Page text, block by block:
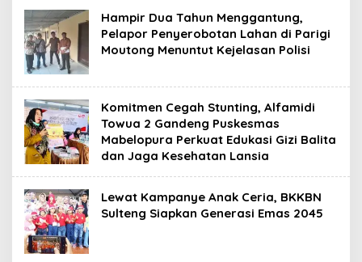
Hampir Dua Tahun Menggantung,
Pelapor Penyerobotan Lahan di Parigi
Moutong Menuntut Kejelasan Polisi
Komitmen Cegah Stunting, Alfamidi
Towua 2 Gandeng Puskesmas
Mabelopura Perkuat Edukasi Gizi Balita
dan Jaga Kesehatan Lansia
Lewat Kampanye Anak Ceria, BKKBN
Sulteng Siapkan Generasi Emas 2045